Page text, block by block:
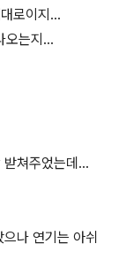
로이지...
오는지...
쳐주었는데...
나 연기는 아쉬